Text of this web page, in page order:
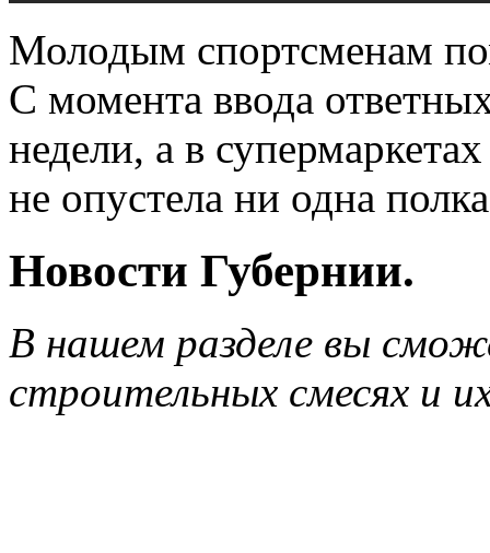
Молодым спортсменам
С момента ввода
недели, а в
не опустела ни одна
Новости Губернии.
В нашем разделе вы
строительных смесях и